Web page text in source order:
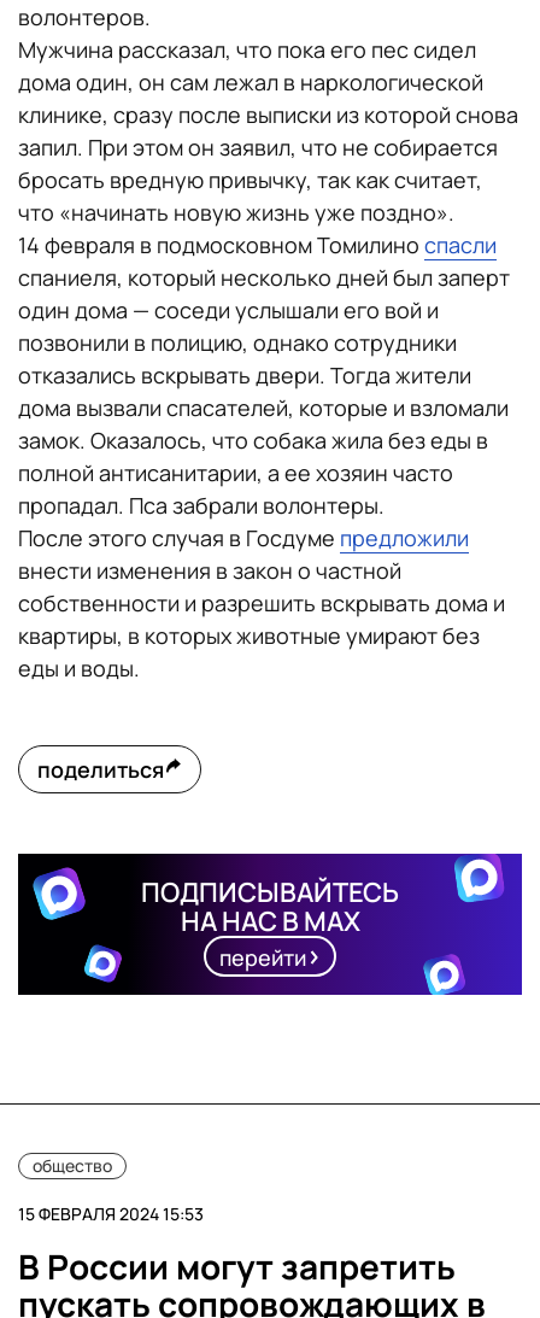
волонтеров.
Мужчина рассказал, что пока его пес сидел
дома один, он сам лежал в наркологической
клинике, сразу после выписки из которой снова
запил. При этом он заявил, что не собирается
бросать вредную привычку, так как считает,
что «начинать новую жизнь уже поздно».
14 февраля в подмосковном Томилино спасли
спаниеля, который несколько дней был заперт
один дома — соседи услышали его вой и
позвонили в полицию, однако сотрудники
отказались вскрывать двери. Тогда жители
дома вызвали спасателей, которые и взломали
замок. Оказалось, что собака жила без еды в
полной антисанитарии, а ее хозяин часто
пропадал. Пса забрали волонтеры.
После этого случая в Госдуме предложили
внести изменения в закон о частной
собственности и разрешить вскрывать дома и
квартиры, в которых животные умирают без
еды и воды.
поделиться
ПОДПИСЫВАЙТЕСЬ
НА НАС В MAX
перейти
общество
15 ФЕВРАЛЯ 2024 15:53
В России могут запретить
пускать сопровождающих в